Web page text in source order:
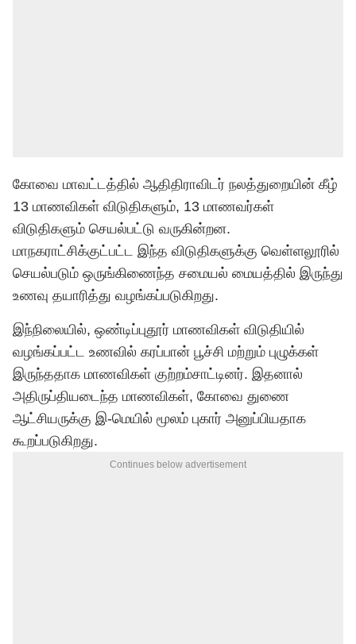
கோவை மாவட்டத்தில் ஆதிதிராவிடர் நலத்துறையின் கீழ்
13 மாணவிகள் விடுதிகளும், 13 மாணவர்கள்
விடுதிகளும் செயல்பட்டு வருகின்றன.
மாநகராட்சிக்குட்பட்ட இந்த விடுதிகளுக்கு வெள்ளலூரில்
செயல்படும் ஒருங்கிணைந்த சமையல் மையத்தில் இருந்து
உணவு தயாரித்து வழங்கப்படுகிறது.
இந்நிலையில், ஒண்டிப்புதூர் மாணவிகள் விடுதியில்
வழங்கப்பட்ட உணவில் கரப்பான் பூச்சி மற்றும் புழுக்கள்
இருந்ததாக மாணவிகள் குற்றம்சாட்டினர். இதனால்
அதிருப்தியடைந்த மாணவிகள், கோவை துணை
ஆட்சியருக்கு இ-மெயில் மூலம் புகார் அனுப்பியதாக
கூறப்படுகிறது.
Continues below advertisement